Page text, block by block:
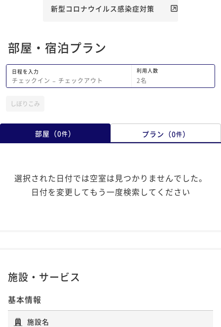
新型コロナウイルス感染症対策
部屋・宿泊プラン
日程を入力
チェックイン − チェックアウト
利用人数
2名
しぼりこみ
部屋 （0件） プラン （0件）
選択された日付では空室は見つかりませんでした。
日付を変更してもう一度検索してください
施設・サービス
基本情報
施設名